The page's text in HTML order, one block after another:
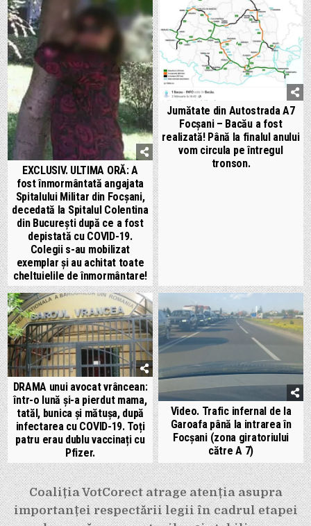
EXCLUSIV. ULTIMA ORĂ: A
fost înmormântată angajata
Spitalului Militar din Focșani,
decedată la Spitalul Colentina
din București după ce a fost
depistată cu COVID-19.
Colegii s-au mobilizat
exemplar și au achitat toate
cheltuielile de înmormântare!
Jumătate din Autostrada A7
Focșani – Bacău a fost
realizată! Până la finalul anului
vom circula pe întregul
tronson.
DRAMA unui avocat vrâncean:
într-o lună și-a pierdut mama,
tatăl, bunica și mătușa, după
infectarea cu COVID-19. Toți
patru erau dublu vaccinați cu
Pfizer.
Video. Trafic infernal de la
Garoafa până la intrarea în
Focșani (zona giratoriului
către A 7)
Navigare
în
Coaliția VotCorect atrage atenția asupra
importanței respectării legii în cadrul etapei